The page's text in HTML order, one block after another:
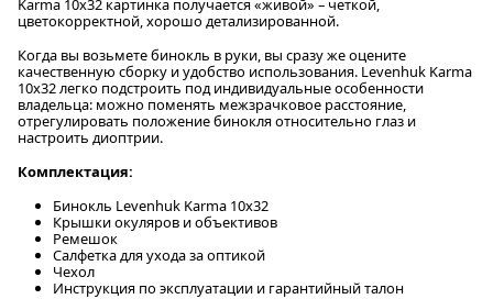
Karma 10x32 картинка получается «живой» – четкой,
цветокорректной, хорошо детализированной.
Когда вы возьмете бинокль в руки, вы сразу же оцените
качественную сборку и удобство использования. Levenhuk Karma
10x32 легко подстроить под индивидуальные особенности
владельца: можно поменять межзрачковое расстояние,
отрегулировать положение бинокля относительно глаз и
настроить диоптрии.
Комплектация:
Бинокль Levenhuk Karma 10x32
Крышки окуляров и объективов
Ремешок
Салфетка для ухода за оптикой
Чехол
Инструкция по эксплуатации и гарантийный талон